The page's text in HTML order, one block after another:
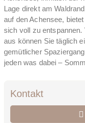
Lage direkt am
auf den Achensee,
sich voll zu
aus können Sie täglich
gemütlicher
jeden was dabei –
Kontakt